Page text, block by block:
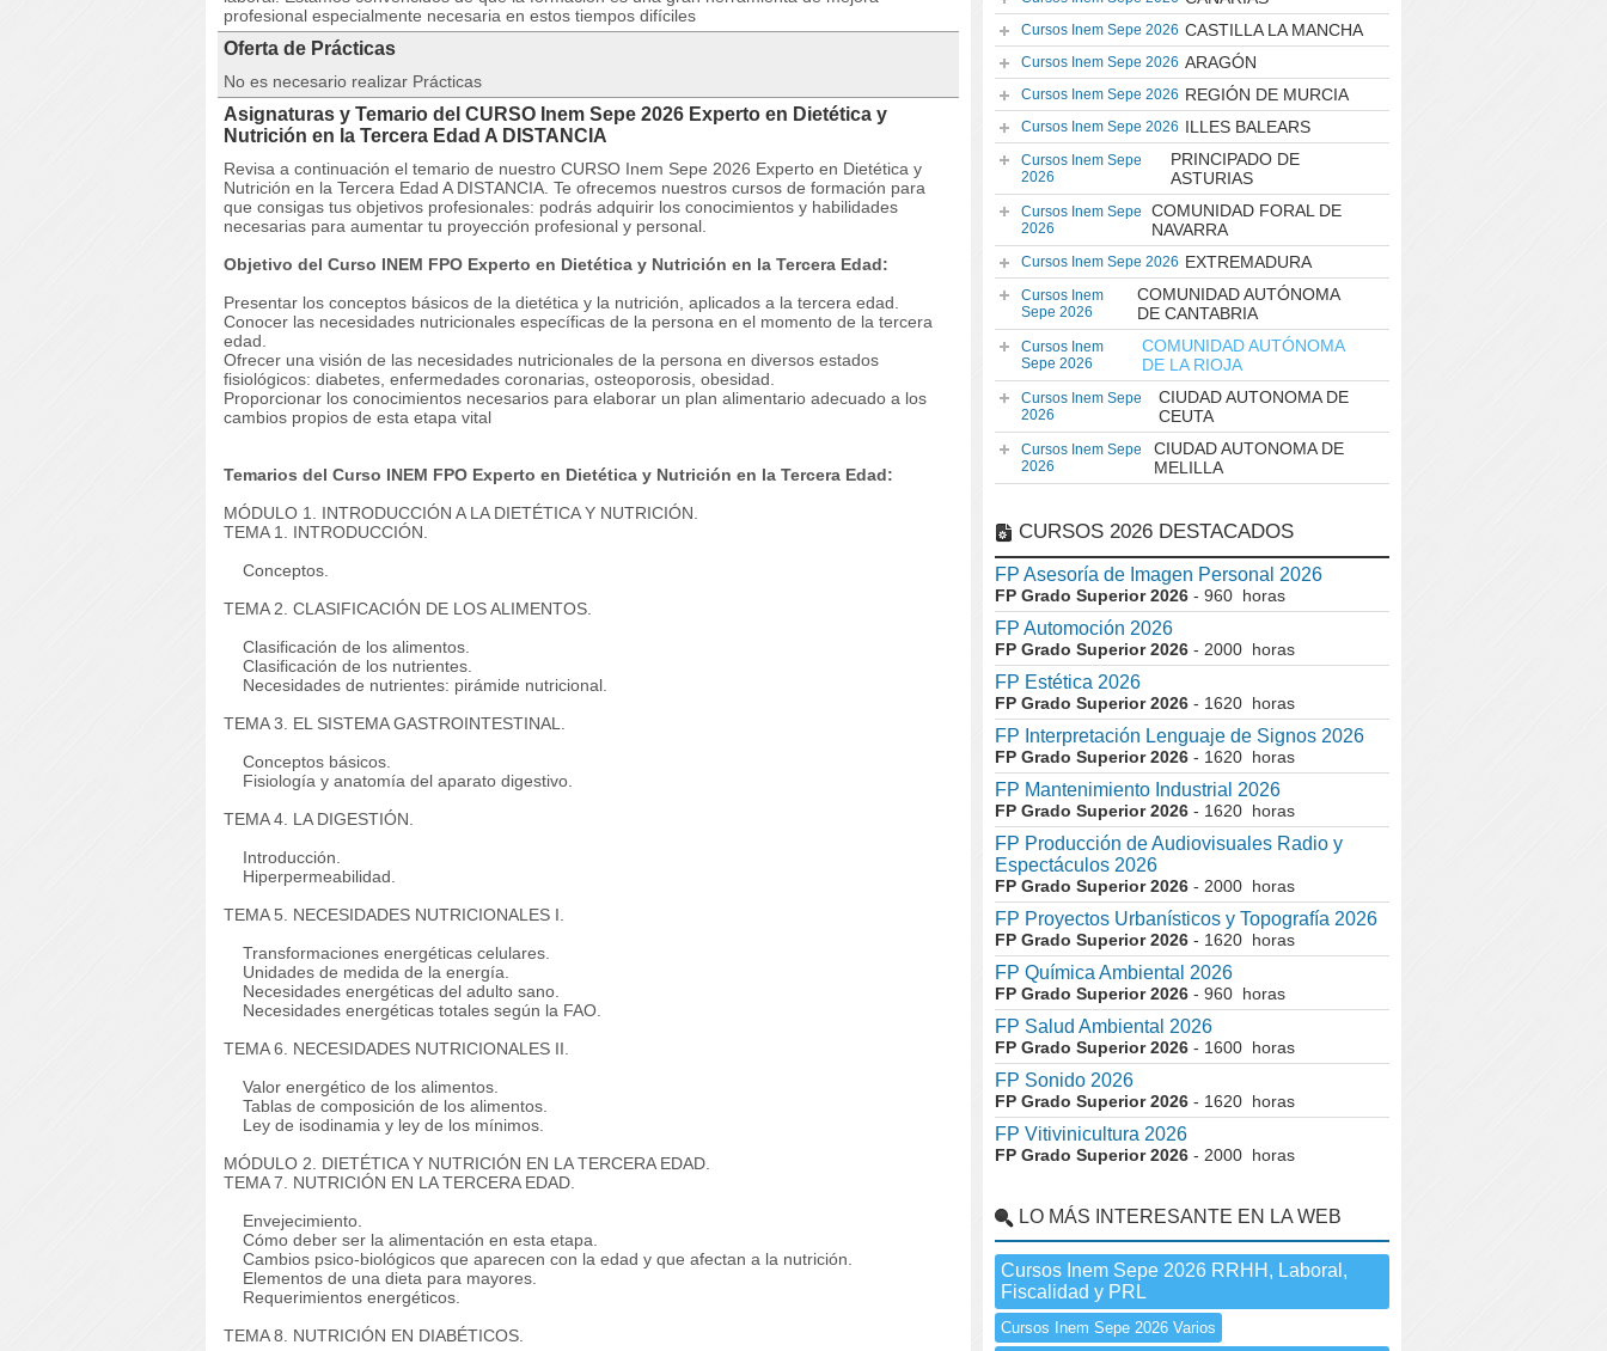
profesional especialmente necesaria en estos tiempos difíciles
Oferta de Prácticas
No es necesario realizar Prácticas
Asignaturas y Temario del CURSO Inem Sepe 2026 Experto en Dietética y
Nutrición en la Tercera Edad A DISTANCIA
Revisa a continuación el temario de nuestro CURSO Inem Sepe 2026 Experto en Dietética y
Nutrición en la Tercera Edad A DISTANCIA. Te ofrecemos nuestros cursos de formación para
que consigas tus objetivos profesionales: podrás adquirir los conocimientos y habilidades
necesarias para aumentar tu proyección profesional y personal.
Objetivo del Curso INEM FPO Experto en Dietética y Nutrición en la Tercera Edad:
Presentar los conceptos básicos de la dietética y la nutrición, aplicados a la tercera edad.
Conocer las necesidades nutricionales específicas de la persona en el momento de la tercera
edad.
Ofrecer una visión de las necesidades nutricionales de la persona en diversos estados
fisiológicos: diabetes, enfermedades coronarias, osteoporosis, obesidad.
Proporcionar los conocimientos necesarios para elaborar un plan alimentario adecuado a los
cambios propios de esta etapa vital
Temarios del Curso INEM FPO Experto en Dietética y Nutrición en la Tercera Edad:
MÓDULO 1. INTRODUCCIÓN A LA DIETÉTICA Y NUTRICIÓN.
TEMA 1. INTRODUCCIÓN.
Conceptos.
TEMA 2. CLASIFICACIÓN DE LOS ALIMENTOS.
Clasificación de los alimentos.
Clasificación de los nutrientes.
Necesidades de nutrientes: pirámide nutricional.
TEMA 3. EL SISTEMA GASTROINTESTINAL.
Conceptos básicos.
Fisiología y anatomía del aparato digestivo.
TEMA 4. LA DIGESTIÓN.
Introducción.
Hiperpermeabilidad.
TEMA 5. NECESIDADES NUTRICIONALES I.
Transformaciones energéticas celulares.
Unidades de medida de la energía.
Necesidades energéticas del adulto sano.
Necesidades energéticas totales según la FAO.
TEMA 6. NECESIDADES NUTRICIONALES II.
Valor energético de los alimentos.
Tablas de composición de los alimentos.
Ley de isodinamia y ley de los mínimos.
MÓDULO 2. DIETÉTICA Y NUTRICIÓN EN LA TERCERA EDAD.
TEMA 7. NUTRICIÓN EN LA TERCERA EDAD.
Envejecimiento.
Cómo deber ser la alimentación en esta etapa.
Cambios psico-biológicos que aparecen con la edad y que afectan a la nutrición.
Elementos de una dieta para mayores.
Requerimientos energéticos.
TEMA 8. NUTRICIÓN EN DIABÉTICOS.
Cursos Inem Sepe 2026 CASTILLA LA MANCHA
Cursos Inem Sepe 2026 ARAGÓN
Cursos Inem Sepe 2026 REGIÓN DE MURCIA
Cursos Inem Sepe 2026 ILLES BALEARS
Cursos Inem Sepe
2026
PRINCIPADO DE
ASTURIAS
Cursos Inem Sepe
2026
COMUNIDAD FORAL DE
NAVARRA
Cursos Inem Sepe 2026 EXTREMADURA
Cursos Inem
Sepe 2026
COMUNIDAD AUTÓNOMA
DE CANTABRIA
Cursos Inem
Sepe 2026
COMUNIDAD AUTÓNOMA
DE LA RIOJA
Cursos Inem Sepe
2026
CIUDAD AUTONOMA DE
CEUTA
Cursos Inem Sepe
2026
CIUDAD AUTONOMA DE
MELILLA
CURSOS 2026 DESTACADOS
FP Asesoría de Imagen Personal 2026
FP Grado Superior 2026 - 960 horas
FP Automoción 2026
FP Grado Superior 2026 - 2000 horas
FP Estética 2026
FP Grado Superior 2026 - 1620 horas
FP Interpretación Lenguaje de Signos 2026
FP Grado Superior 2026 - 1620 horas
FP Mantenimiento Industrial 2026
FP Grado Superior 2026 - 1620 horas
FP Producción de Audiovisuales Radio y
Espectáculos 2026
FP Grado Superior 2026 - 2000 horas
FP Proyectos Urbanísticos y Topografía 2026
FP Grado Superior 2026 - 1620 horas
FP Química Ambiental 2026
FP Grado Superior 2026 - 960 horas
FP Salud Ambiental 2026
FP Grado Superior 2026 - 1600 horas
FP Sonido 2026
FP Grado Superior 2026 - 1620 horas
FP Vitivinicultura 2026
FP Grado Superior 2026 - 2000 horas
LO MÁS INTERESANTE EN LA WEB
Cursos Inem Sepe 2026 RRHH, Laboral,
Fiscalidad y PRL
Cursos Inem Sepe 2026 Varios